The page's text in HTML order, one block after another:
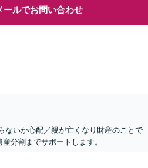
ールでお問い合わせ
ないか心配／親が亡くなり財産のことで
分割までサポートします。